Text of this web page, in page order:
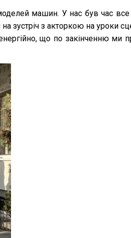
машин. У нас був час все
зустріч з акторкою на уроки
що по закінченню ми